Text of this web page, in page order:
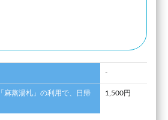
-
麻蒸湯札」の利用で、日帰
1,500円